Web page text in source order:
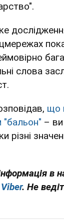
слова
що
–
різні
в
Viber. Не